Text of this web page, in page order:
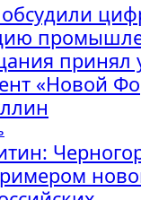
обсудили
принял
«Новой